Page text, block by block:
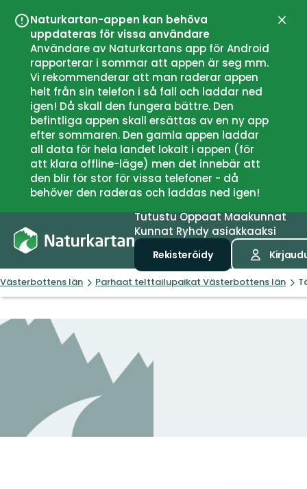
Naturkartan-appen kan behöva
uppdateras för vissa användare
Användare av Naturkartans app för Android
rapporterar i sommar att appen är seg mm.
Vi rekommenderar att man raderar appen
helt från sin telefon i så fall och laddar ned
igen! Då skall den fungera bättre. Den
befintliga appen skall ersättas av en ny app
efter sommaren. Den gamla appen laddar
all data för hela landet lokalt i appen (för
att klara offline-läge) men det innebär att
den blir för stor för vissa telefoner - då
behöver den raderas och laddas ned igen!
Sulje
TutustuOppaatMaakunnat
Kunnat Ryhdy asiakkaaksi
Rekisteröidy
Västerbottens län Parhaat telttailupaikat Västerbottens län